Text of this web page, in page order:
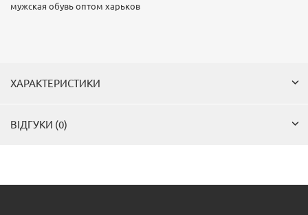
мужская обувь оптом харьков
ХАРАКТЕРИСТИКИ
ВІДГУКИ (0)